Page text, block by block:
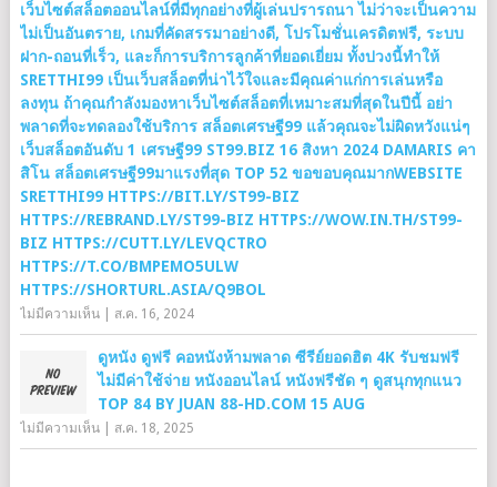
เว็บไซต์สล็อตออนไลน์ที่มีทุกอย่างที่ผู้เล่นปรารถนา ไม่ว่าจะเป็นความ
ไม่เป็นอันตราย, เกมที่คัดสรรมาอย่างดี, โปรโมชั่นเครดิตฟรี, ระบบ
ฝาก-ถอนที่เร็ว, และก็การบริการลูกค้าที่ยอดเยี่ยม ทั้งปวงนี้ทำให้
SRETTHI99 เป็นเว็บสล็อตที่น่าไว้ใจและมีคุณค่าแก่การเล่นหรือ
ลงทุน ถ้าคุณกำลังมองหาเว็บไซต์สล็อตที่เหมาะสมที่สุดในปีนี้ อย่า
พลาดที่จะทดลองใช้บริการ สล็อตเศรษฐี99 แล้วคุณจะไม่ผิดหวังแน่ๆ
เว็บสล็อตอันดับ 1 เศรษฐี99 ST99.BIZ 16 สิงหา 2024 DAMARIS คา
สิโน สล็อตเศรษฐี99มาแรงที่สุด TOP 52 ขอขอบคุณมากWEBSITE
SRETTHI99 HTTPS://BIT.LY/ST99-BIZ
HTTPS://REBRAND.LY/ST99-BIZ HTTPS://WOW.IN.TH/ST99-
BIZ HTTPS://CUTT.LY/LEVQCTRO
HTTPS://T.CO/BMPEMO5ULW
HTTPS://SHORTURL.ASIA/Q9BOL
ไม่มีความเห็น| ส.ค. 16, 2024
ดูหนัง ดูฟรี คอหนังห้ามพลาด ซีรีย์ยอดฮิต 4K รับชมฟรี
ไม่มีค่าใช้จ่าย หนังออนไลน์ หนังฟรีชัด ๆ ดูสนุกทุกแนว
TOP 84 BY JUAN 88-HD.COM 15 AUG
ไม่มีความเห็น| ส.ค. 18, 2025